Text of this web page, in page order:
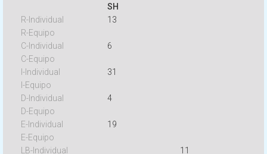
SH
13
6
31
4
19
11